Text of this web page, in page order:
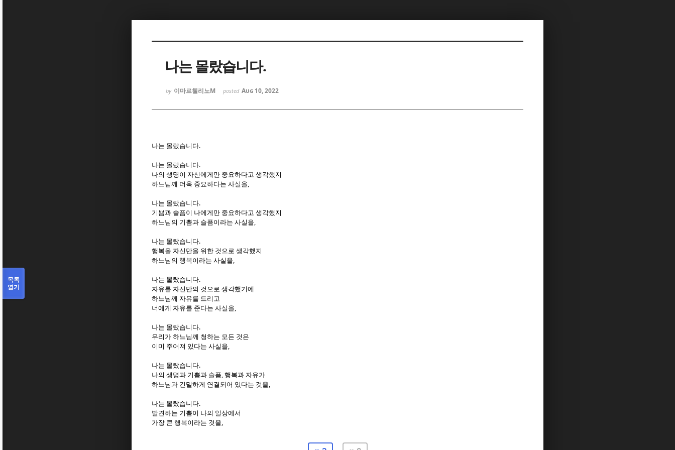
나는 몰랐습니다.
by 이마르첼리노M posted Aug 10, 2022
나는 몰랐습니다.
나는 몰랐습니다.
나의 생명이 자신에게만 중요하다고 생각했지
하느님께 더욱 중요하다는 사실을,
나는 몰랐습니다.
기쁨과 슬픔이 나에게만 중요하다고 생각했지
하느님의 기쁨과 슬픔이라는 사실을,
나는 몰랐습니다.
행복을 자신만을 위한 것으로 생각했지
하느님의 행복이라는 사실을,
나는 몰랐습니다.
자유를 자신만의 것으로 생각했기에
하느님께 자유를 드리고
너에게 자유를 준다는 사실을,
나는 몰랐습니다.
우리가 하느님께 청하는 모든 것은
이미 주어져 있다는 사실을,
나는 몰랐습니다.
나의 생명과 기쁨과 슬픔, 행복과 자유가
하느님과 긴밀하게 연결되어 있다는 것을,
나는 몰랐습니다.
발견하는 기쁨이 나의 일상에서
가장 큰 행복이라는 것을,
목록
열기
Sketchbook5, 스케치북5
Sketchbook5, 스케치북5